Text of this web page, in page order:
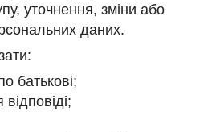
уточнення, зміни або
даних.
батькові;